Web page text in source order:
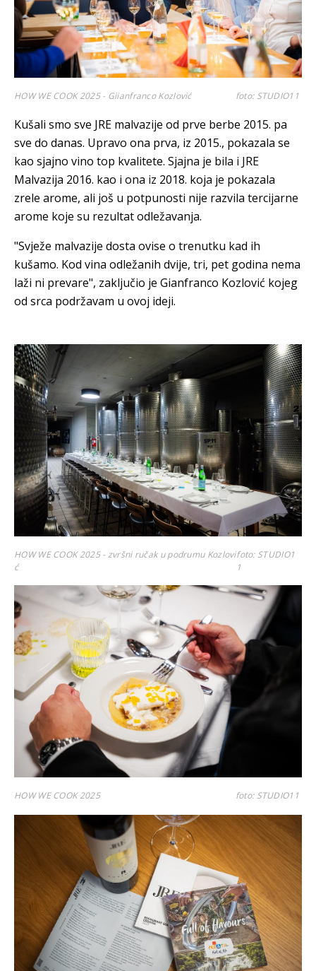
HOW WE COOK 2025 - Giianfranco Kozlović foto: STUDIO11
Kušali smo sve JRE malvazije od prve berbe 2015. pa
sve do danas. Upravo ona prva, iz 2015., pokazala se
kao sjajno vino top kvalitete. Sjajna je bila i JRE
Malvazija 2016. kao i ona iz 2018. koja je pokazala
zrele arome, ali još u potpunosti nije razvila tercijarne
arome koje su rezultat odležavanja.
"Svježe malvazije dosta ovise o trenutku kad ih
kušamo. Kod vina odležanih dvije, tri, pet godina nema
laži ni prevare", zaključio je Gianfranco Kozlović kojeg
od srca podržavam u ovoj ideji.
HOW WE COOK 2025 - zvršni ručak u podrumu Kozlovi
ć
foto: STUDIO1
1
HOW WE COOK 2025 foto: STUDIO11